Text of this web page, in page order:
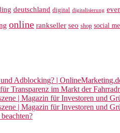
deutschland digital digitalisierung
online rankseller seo shop social
Adblocking? |
Transparenz im Markt der
| Magazin für Investoren und
| Magazin für Investoren und